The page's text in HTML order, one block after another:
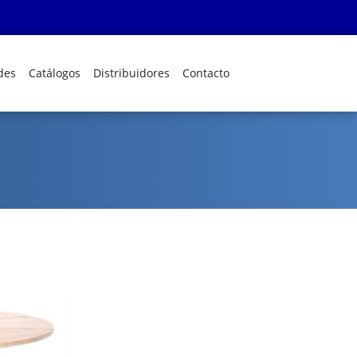
Catálogos Distribuidores Contacto